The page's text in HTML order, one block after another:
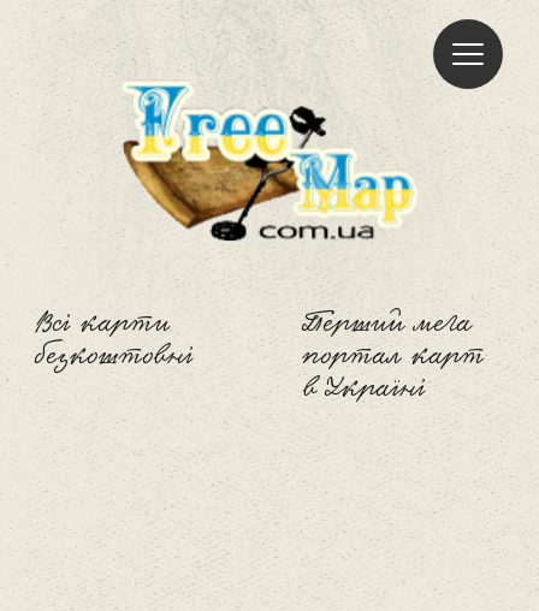
Всі карти
безкоштовні
Freemap
Перший мега
портал карт
в Україні